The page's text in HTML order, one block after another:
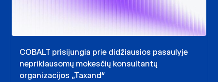
COBALT prisijungia prie didžiausios pasaulyje
nepriklausomų mokesčių konsultantų
organizacijos „Taxand“